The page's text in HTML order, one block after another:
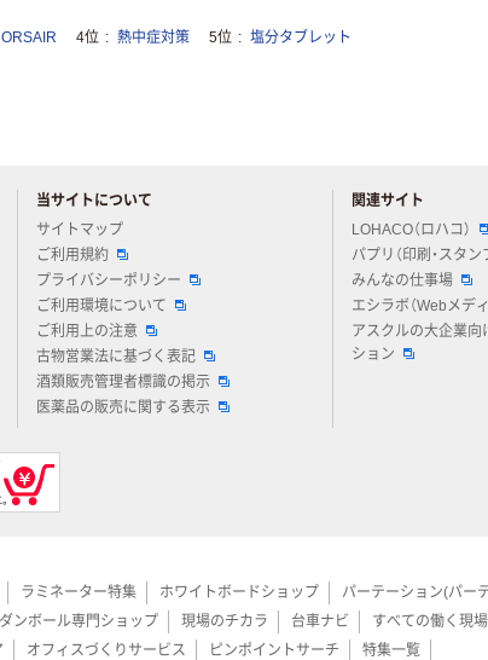
4位 熱中症対策 5位 塩分タブレット
当サイトについて
サイトマップ
ご利用規約
プライバシーポリシー
ご利用環境について
ご利用上の注意
古物営業法に基づく表記
酒類販売管理者標識の掲示
医薬品の販売に関する表示
関連サイト
LOHACO（ロハコ）
パプリ（印刷・スタン
みんなの仕事場
エシラボ（Webメディ
アスクルの大企業向
ション
ラミネーター特集 ホワイトボードショップ パーテーション(パー
ダンボール専門ショップ 現場のチカラ 台車ナビ すべての働く現
オフィスづくりサービス ピンポイントサーチ 特集一覧